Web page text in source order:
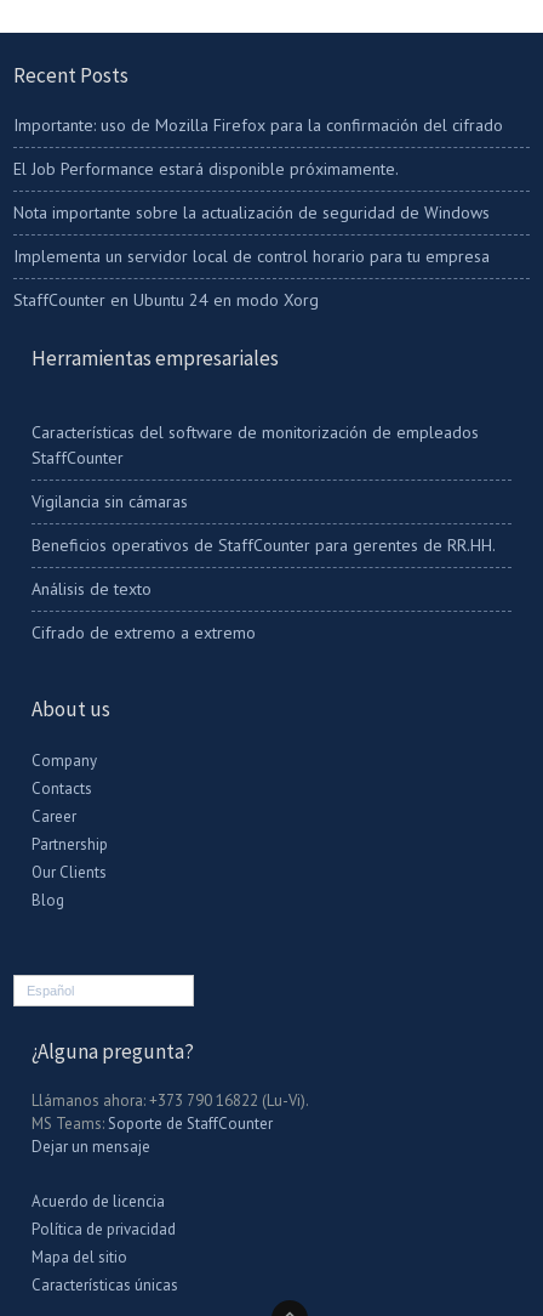
Recent Posts
Importante: uso de Mozilla Firefox para la confirmación del cifrado
El Job Performance estará disponible próximamente.
Nota importante sobre la actualización de seguridad de Windows
Implementa un servidor local de control horario para tu empresa
StaffCounter en Ubuntu 24 en modo Xorg
Herramientas empresariales
Características del software de monitorización de empleados
StaffCounter
Vigilancia sin cámaras
Beneficios operativos de StaffCounter para gerentes de RR.HH.
Análisis de texto
Cifrado de extremo a extremo
About us
Company
Contacts
Career
Partnership
Our Clients
Blog
Español
¿Alguna pregunta?
Llámanos ahora: +373 790 16822 (Lu-Vi).
MS Teams:Soporte de StaffCounter
Dejar un mensaje
Acuerdo de licencia
Política de privacidad
Mapa del sitio
Características únicas